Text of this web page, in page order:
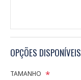
OPÇÕES DISPONÍVEIS
TAMANHO